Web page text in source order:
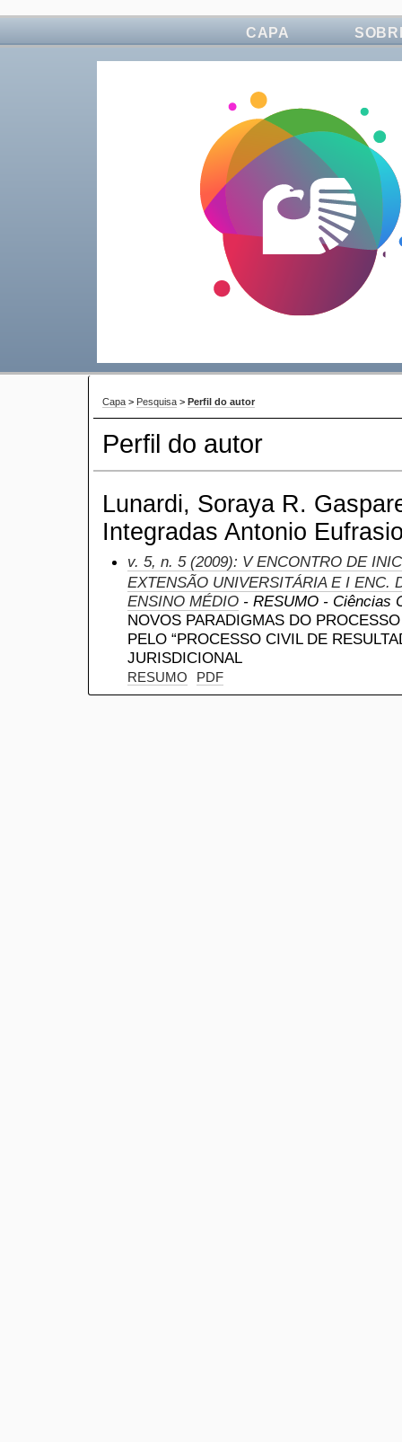
CAPA
Capa > Pesquisa > Perfil do autor
Perfil do autor
Lunardi, Soraya R.
Integradas Antonio
v. 5, n. 5 (2009): V ENCONTRO DE
EXTENSÃO UNIVERSITÁRIA E I ENC.
ENSINO MÉDIO - RESUMO - Ciências
NOVOS PARADIGMAS DO
PELO “PROCESSO CIVIL DE
JURISDICIONAL
RESUMO PDF